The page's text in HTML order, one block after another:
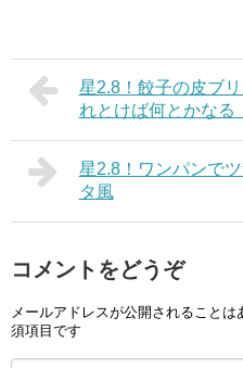
星2.8！餃子の皮ブ
れとけば何とかなる
星2.8！ワンパンで
タ風
コメントをどうぞ
メールアドレスが公開されることは
須項目です